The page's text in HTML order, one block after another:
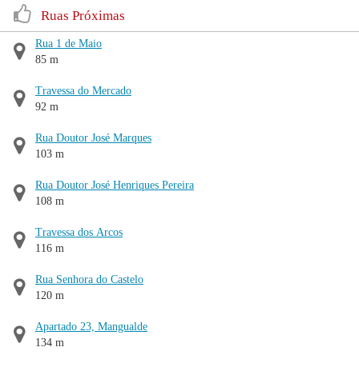
Ruas Próximas
Rua 1 de Maio
85 m
Travessa do Mercado
92 m
Rua Doutor José Marques
103 m
Rua Doutor José Henriques Pereira
108 m
Travessa dos Arcos
116 m
Rua Senhora do Castelo
120 m
Apartado 23, Mangualde
134 m